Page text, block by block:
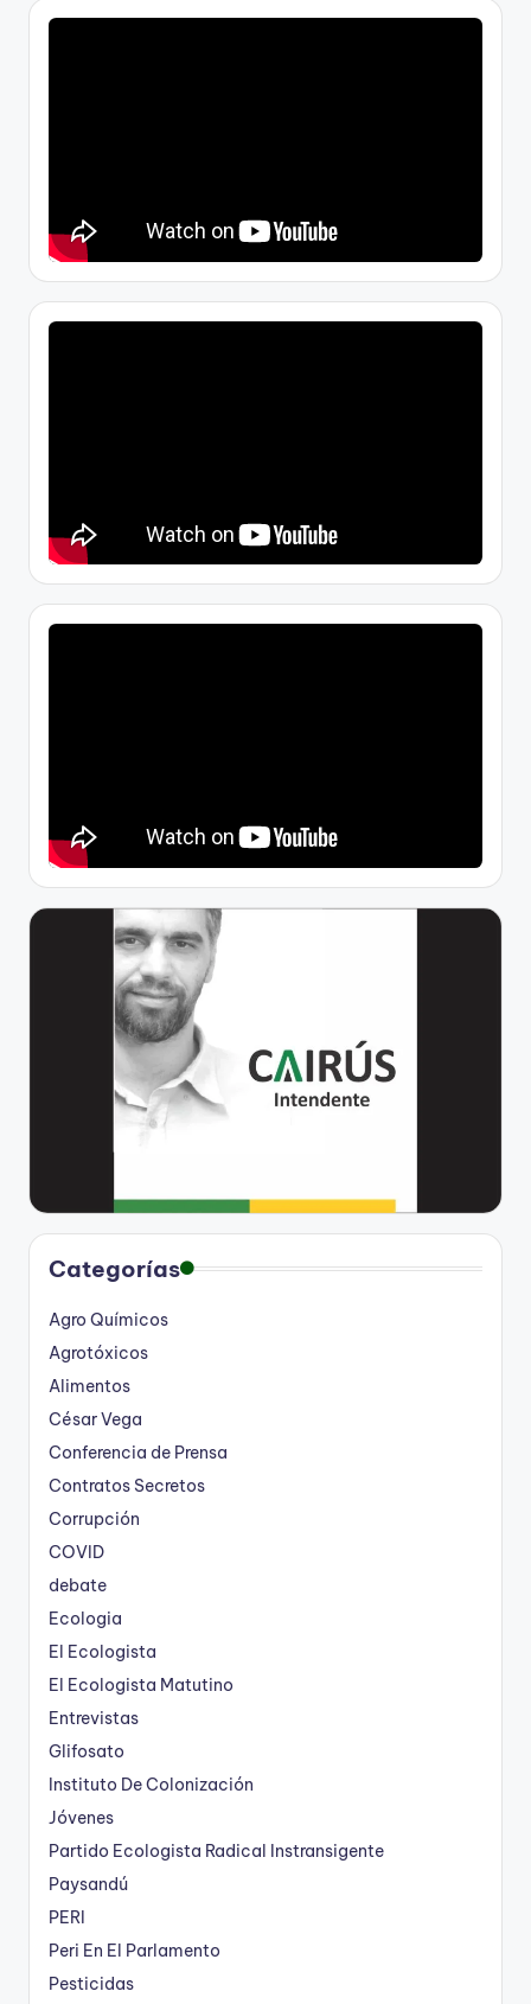
Categorías
Agro Químicos
Agrotóxicos
Alimentos
César Vega
Conferencia de Prensa
Contratos Secretos
Corrupción
COVID
debate
Ecologia
El Ecologista
El Ecologista Matutino
Entrevistas
Glifosato
Instituto De Colonización
Jóvenes
Partido Ecologista Radical Instransigente
Paysandú
PERI
Peri En El Parlamento
Pesticidas